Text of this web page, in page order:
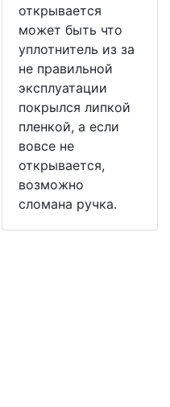
открывается
может быть что
уплотнитель из за
не правильной
эксплуатации
покрылся липкой
пленкой, а если
вовсе не
открывается,
возможно
сломана ручка.